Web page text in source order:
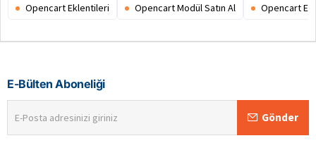
Opencart Eklentileri Opencart Modül Satın Al Opencart
E-Bülten Aboneliği
Posta
adresinizi
Gönder